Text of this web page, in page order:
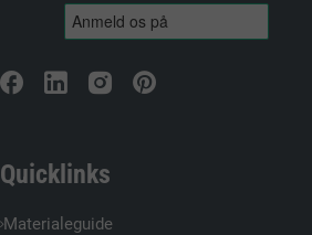
Quicklinks
Materialeguide